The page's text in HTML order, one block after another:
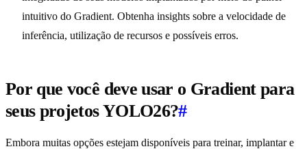
intuitivo do Gradient. Obtenha insights sobre a velocidade de
inferência, utilização de recursos e possíveis erros.
Por que você deve usar o Gradient para
seus projetos YOLO26?#
Embora muitas opções estejam disponíveis para treinar, implantar e